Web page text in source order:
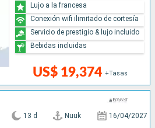
US$ 19,374 +Tasas
Lujo a la francesa
Conexión wifi ilimitado de cortesía
Servicio de prestigio & lujo incluido
Bebidas incluidas
13 d Nuuk 16/04/2027